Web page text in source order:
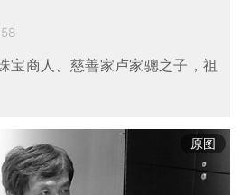
宝商人、慈善家卢家骢之子，祖
原图